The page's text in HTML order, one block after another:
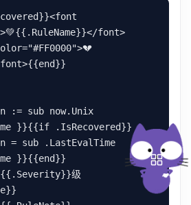
font>
font>{{end}}
:= sub now.Unix
}}{{if .IsRecovered}}
= sub .LastEvalTime
}}{{end}}
级